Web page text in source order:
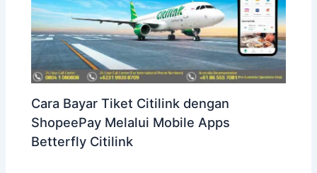
Cara Bayar Tiket Citilink dengan
ShopeePay Melalui Mobile Apps
Betterfly Citilink